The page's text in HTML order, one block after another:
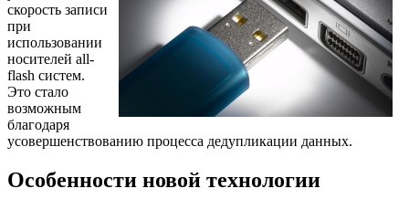
скорость записи
при
использовании
носителей all-
flash систем.
Это стало
возможным
благодаря
усовершенствованию процесса дедупликации данных.
Особенности новой технологии